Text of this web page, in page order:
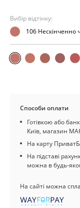
Вибір відтінку:
106 Нескінченно
Способи оплати
Готівкою або
Київ, магазин
На карту
На підставі
можна в будь-
На сайті можна